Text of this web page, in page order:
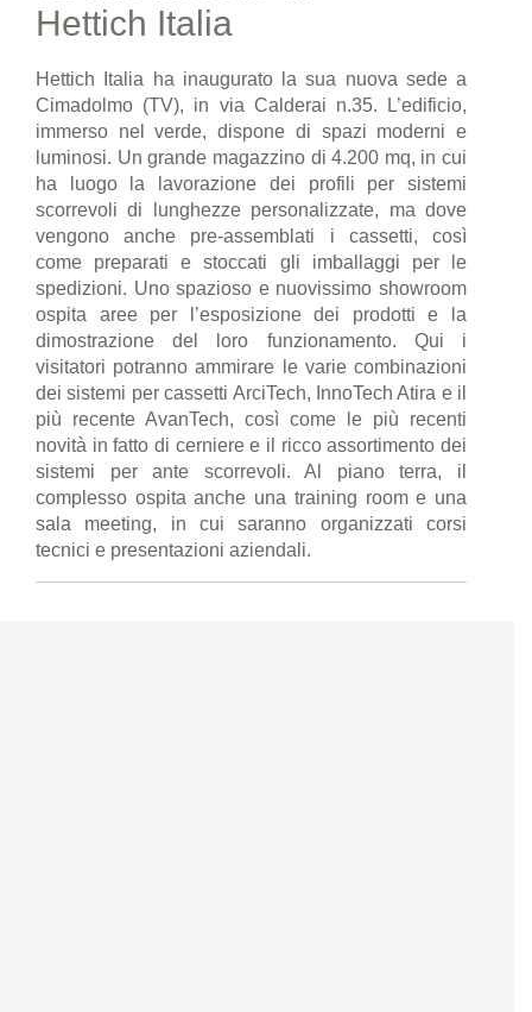
Hettich Italia
Hettich Italia ha inaugurato la sua nuova sede a
Cimadolmo (TV), in via Calderai n.35. L’edificio,
immerso nel verde, dispone di spazi moderni e
luminosi. Un grande magazzino di 4.200 mq, in cui
ha luogo la lavorazione dei profili per sistemi
scorrevoli di lunghezze personalizzate, ma dove
vengono anche pre-assemblati i cassetti, così
come preparati e stoccati gli imballaggi per le
spedizioni. Uno spazioso e nuovissimo showroom
ospita aree per l’esposizione dei prodotti e la
dimostrazione del loro funzionamento. Qui i
visitatori potranno ammirare le varie combinazioni
dei sistemi per cassetti ArciTech, InnoTech Atira e il
più recente AvanTech, così come le più recenti
novità in fatto di cerniere e il ricco assortimento dei
sistemi per ante scorrevoli. Al piano terra, il
complesso ospita anche una training room e una
sala meeting, in cui saranno organizzati corsi
tecnici e presentazioni aziendali.